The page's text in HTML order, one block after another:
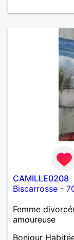
CAMILLE0208
Biscarrosse -
Femme
amoureuse
Bonjour